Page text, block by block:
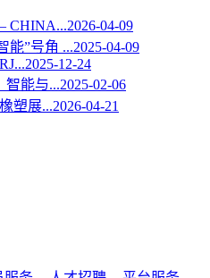
CHINA...2026-04-09
能”号角 ...2025-04-09
2025-12-24
智能与...2025-02-06
塑展...2026-04-21